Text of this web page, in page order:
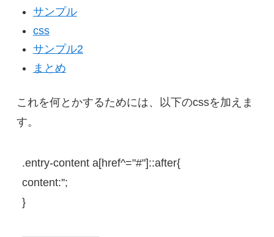
サンプル
css
サンプル2
まとめ
これを何とかするためには、以下のcssを加えま
す。
.entry-content a[href^="#"]::after{
content:''
}